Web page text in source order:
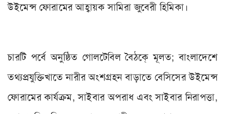
উইমেন্স ফোরামের আহ্বায়ক সামিরা জুবেরী হিমিকা।
চারটি পর্বে অনুষ্ঠিত গোলটেবিল বৈঠকে্ মূলত;বাংলাদেশে
তথ্যপ্রযুক্তিখাতে নারীর অংশগ্রহন বাড়াতে বেসিসের উইমেন্স
ফোরামের কার্যক্রম,সাইবার অপরাধ এবং সাইবার নিরাপত্তা,